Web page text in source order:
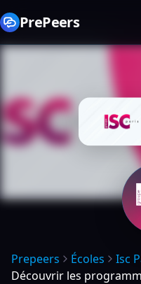
PrePeers
Prepeers Écoles
Isc
Découvrir les